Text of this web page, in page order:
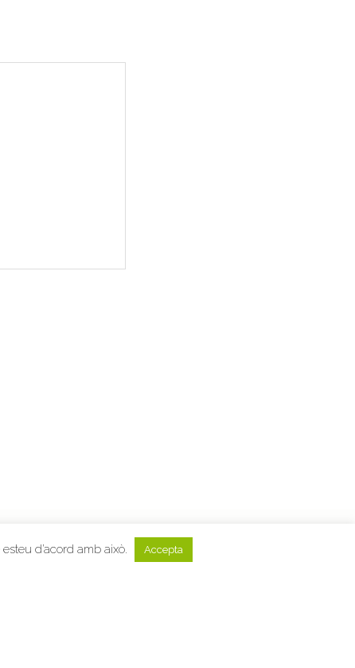
SCCFF © 2019 | Tots els drets reservats
d’acord amb això. Accepta